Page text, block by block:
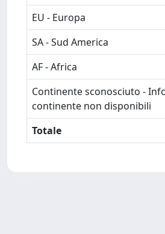
EU - Europa
SA - Sud America
AF - Africa
Continente sconosciuto -
continente non disponibili
Totale